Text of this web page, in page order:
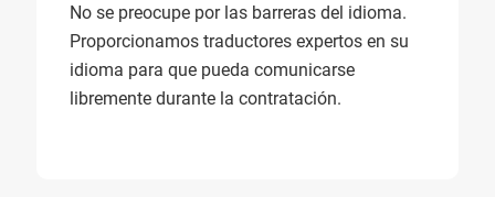
No se preocupe por las barreras del idioma.
Proporcionamos traductores expertos en su
idioma para que pueda comunicarse
libremente durante la contratación.